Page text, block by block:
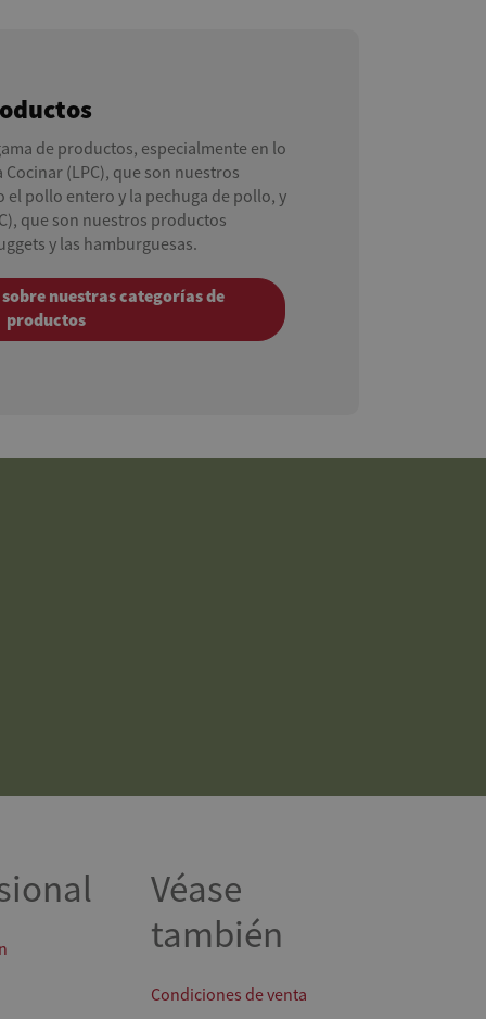
de productos, especialmente en lo
(LPC), que son nuestros
pollo entero y la pechuga de pollo, y
que son nuestros productos
y las hamburguesas.
nuestras categorías de
productos
Véase
también
Condiciones de venta